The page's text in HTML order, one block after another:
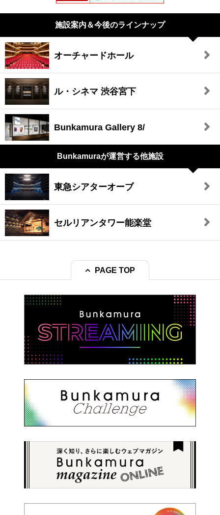
施設案内＆今後のラインナップ
オーチャードホール
ル・シネマ 渋谷宮下
Bunkamura Gallery 8/
Bunkamuraが運営する他施設
東急シアターオーブ
セルリアンタワー能楽堂
PAGE TOP